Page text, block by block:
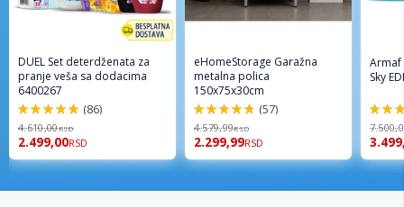
DUEL Set deterdženata za
pranje veša sa dodacima
6400267
98%
(86)
4.610,00RSD
2.499,00RSD
eHomeStorage Garažna
metalna polica
150x75x30cm
96%
(57)
4.579,99RSD
2.299,99RSD
Armaf
Sky
94%